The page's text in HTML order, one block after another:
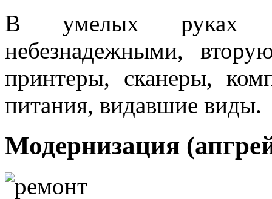
В умелых руках
небезнадежными,
принтеры, сканеры,
питания, видавшие виды.
Модернизация